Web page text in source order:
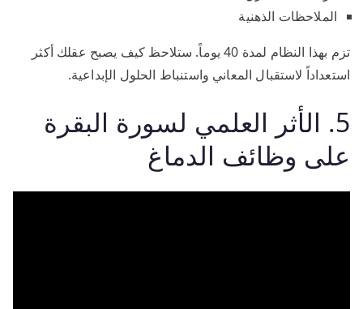
الملاحظات الذهنية
تزم بهذا النظام لمدة 40 يوماً. ستلاحظ كيف يصبح عقلك أكثر
استعداداً لاستقبال المعاني واستنباط الحلول الإبداعية.
5. الأثر العلمي لسورة البقرة
على وظائف الدماغ